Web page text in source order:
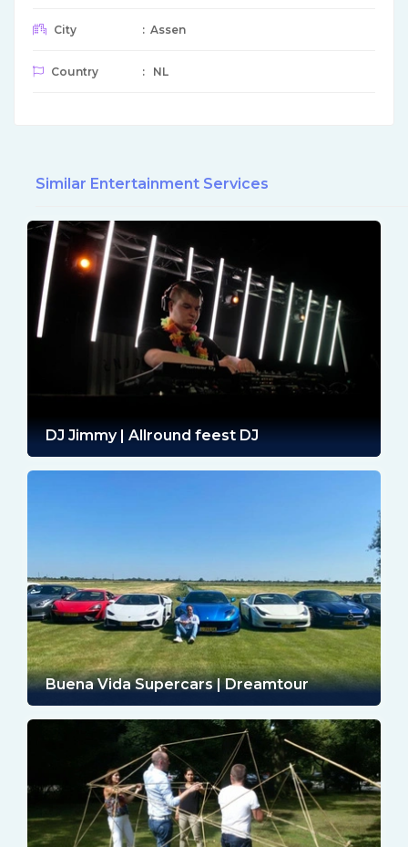
City : Assen
Country : NL
Similar Entertainment Services
DJ Jimmy | Allround feest DJ
Buena Vida Supercars | Dreamtour